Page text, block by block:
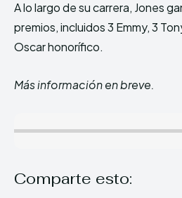
A lo largo de su carrera, Jones
premios, incluidos 3 Emmy, 3
Oscar honorífico.
Más información en breve.
Comparte esto: